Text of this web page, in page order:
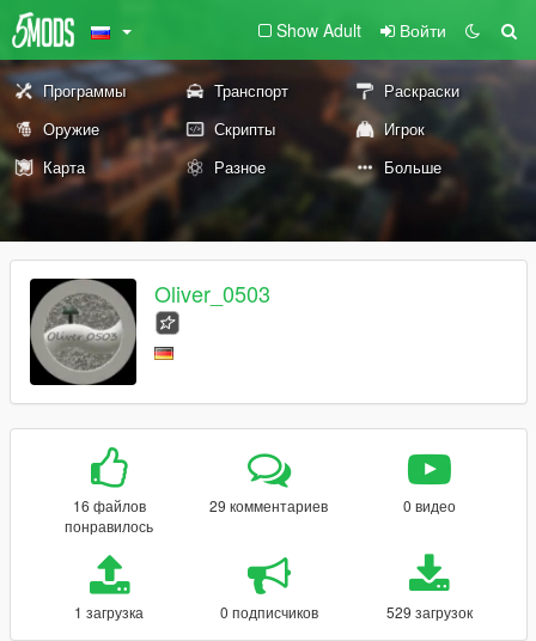
Show Adult Войти
Программы Транспорт
Раскраски
Оружие
Скрипты
Игрок
Карта
Разное Больше
Oliver_0503
16 файлов
понравилось
29 комментариев 0 видео
1 загрузка 0 подписчиков 529 загрузок